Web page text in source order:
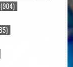
(904)